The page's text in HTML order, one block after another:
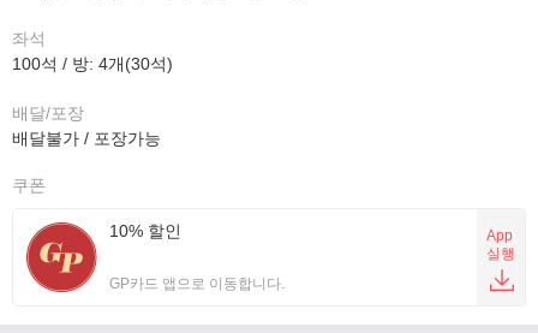
좌석
100석 / 방: 4개(30석)
배달/포장
배달불가 / 포장가능
쿠폰
10% 할인
GP카드 앱으로 이동합니다.
App
실행